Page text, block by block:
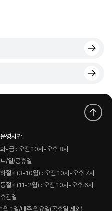
운영시간
화-금 : 오전 10시-오후 8시
토/일/공휴일
하절기(3-10월) : 오전 10시-오후 7시
동절기(11-2월) : 오전 10시-오후 6시
휴관일
1월 1일/매주 월요일(공휴일 제외)